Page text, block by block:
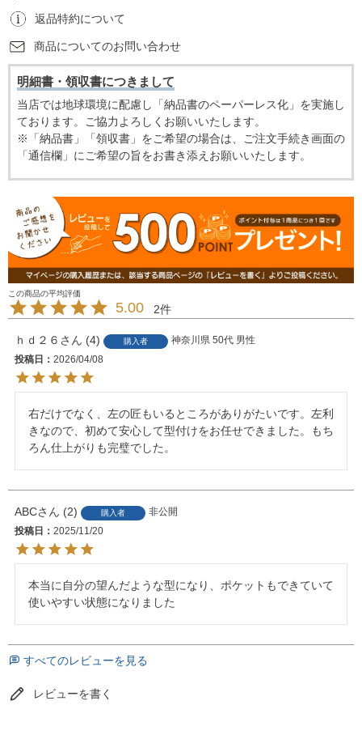
返品特約について
商品についてのお問い合わせ
明細書・領収書につきまして
当店では地球環境に配慮し「納品書のペーパーレス化」を実施し
ております。ご協力よろしくお願いいたします。
※「納品書」「領収書」をご希望の場合は、ご注文手続き画面の
「通信欄」にご希望の旨をお書き添えお願いいたします。
5.00 2
ｈｄ２６ 4 購入者 神奈川県 50代 男性
投稿日
2026/04/08
右だけでなく、左の匠もいるところがありがたいです。左利
きなので、初めて安心して型付けをお任せできました。もち
ろん仕上がりも完璧でした。
ABC 2 購入者
非公開
投稿日
2025/11/20
本当に自分の望んだような型になり、ポケットもできていて
使いやすい状態になりました
すべてのレビューを見る
レビューを書く